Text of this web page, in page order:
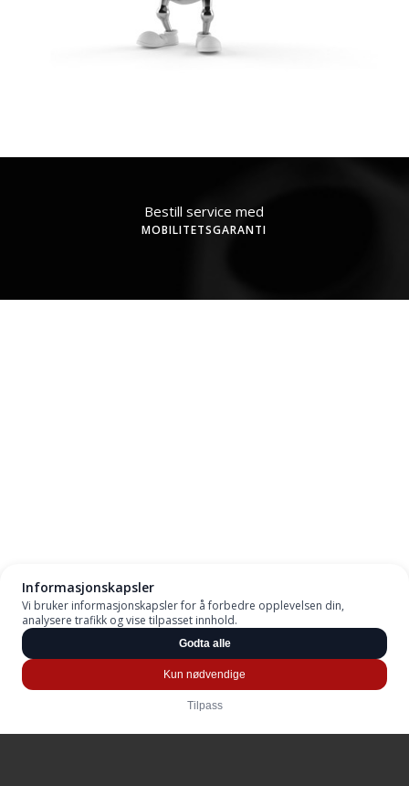
Bestill service med
MOBILITETSGARANTI